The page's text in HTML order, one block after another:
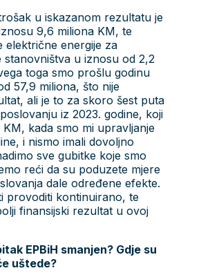
u iskazanom rezultatu je
9,6 miliona KM, te
električne energije za
stanovništva u iznosu od 2,2
toga smo prošlu godinu
57,9 miliona, što nije
ali je to za skoro šest puta
iz 2023. godine, koji
KM, kada smo mi upravljanje
i nismo imali dovoljno
sve gubitke koje smo
reći da su poduzete mjere
dale određene efekte.
provoditi kontinuirano, te
finansijski rezultat u ovoj
EPBiH smanjen? Gdje su
uštede?